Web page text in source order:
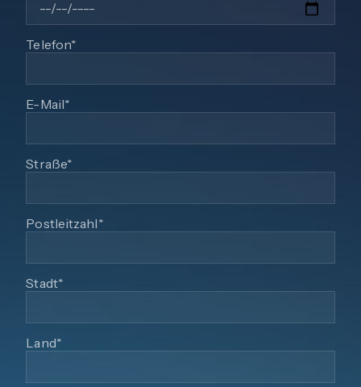
Telefon*
E-Mail*
Straße*
Postleitzahl*
Stadt*
Land*